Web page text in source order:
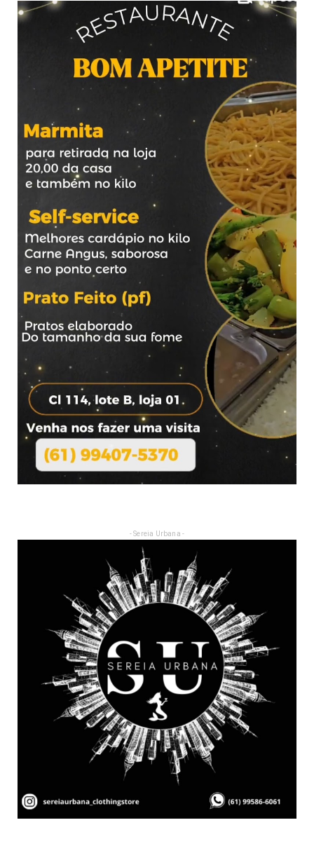
- Sereia Urbana -